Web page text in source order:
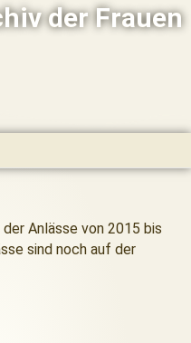
der Frauen
Anlässe von 2015 bis
sind noch auf der